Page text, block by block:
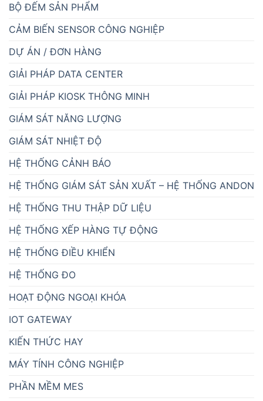
BỘ ĐẾM SẢN PHẨM
CẢM BIẾN SENSOR CÔNG NGHIỆP
DỰ ÁN / ĐƠN HÀNG
GIẢI PHÁP DATA CENTER
GIẢI PHÁP KIOSK THÔNG MINH
GIÁM SÁT NĂNG LƯỢNG
GIÁM SÁT NHIỆT ĐỘ
HỆ THỐNG CẢNH BÁO
HỆ THỐNG GIÁM SÁT SẢN XUẤT – HỆ THỐNG ANDON
HỆ THỐNG THU THẬP DỮ LIỆU
HỆ THỐNG XẾP HÀNG TỰ ĐỘNG
HỆ THỐNG ĐIỀU KHIỂN
HỆ THỐNG ĐO
HOẠT ĐỘNG NGOẠI KHÓA
IOT GATEWAY
KIẾN THỨC HAY
MÁY TÍNH CÔNG NGHIỆP
PHẦN MỀM MES